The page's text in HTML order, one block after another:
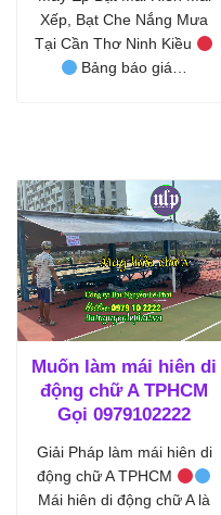
Xếp, Bạt Che Nắng Mưa
Tại Cần Thơ Ninh Kiều
Bảng báo giá…
Muốn làm mái hiên di
động chữ A TPHCM
Gọi 0979102222
Giải Pháp làm mái hiên di
động chữ A TPHCM
Mái hiên di động chữ A là